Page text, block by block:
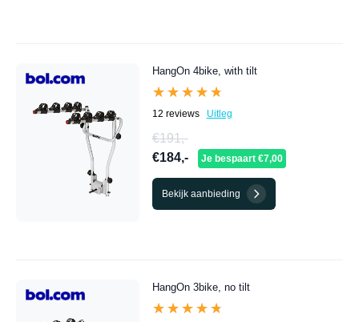
HangOn 4bike, with tilt
★★★★★
★★★★★
12 reviews Uitleg
€191,-
€184,-
Je bespaart €7,00
Bekijk aanbieding
HangOn 3bike, no tilt
★★★★★
★★★★★